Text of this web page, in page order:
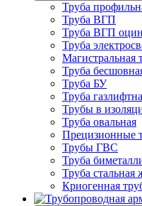
Труба
Труба ВГП
Труба ВГП
Труба
Магистральная
Труба
Труба БУ
Труба
Трубы в
Труба овальная
Прецизионные
Трубы ГВС
Труба
Труба стальная
Криогенная